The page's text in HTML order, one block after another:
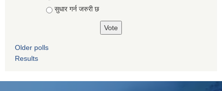
सुधार गर्न जरुरी छ
Older polls
Results